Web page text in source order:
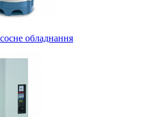
обладнання